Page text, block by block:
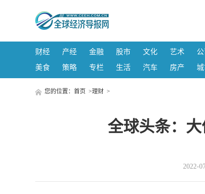
财经 产经 金融 股市 文化 艺术
美食
策略 专栏 生活 汽车 房产
您的位置： 首页 >理财 >
全球头条：大
2022-